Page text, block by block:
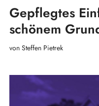
Gepflegtes
schönem
von Steffen Pietrek